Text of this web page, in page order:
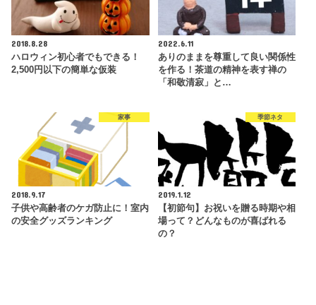
2018.8.28
ハロウィン初心者でもできる！
2,500円以下の簡単な仮装
2022.6.11
ありのままを尊重して良い関係性
を作る！茶道の精神を表す禅の
「和敬清寂」と…
家事
2018.9.17
子供や高齢者のケガ防止に！室内
の安全グッズランキング
季節ネタ
2019.1.12
【初節句】お祝いを贈る時期や相
場って？どんなものが喜ばれる
の？